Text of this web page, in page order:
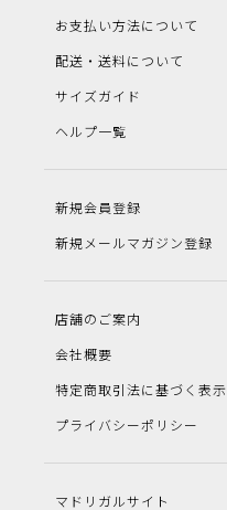
お支払い方法について
配送・送料について
サイズガイド
ヘルプ一覧
新規会員登録
新規メールマガジン登録
店舗のご案内
会社概要
特定商取引法に基づく表示
プライバシーポリシー
マドリガルサイト